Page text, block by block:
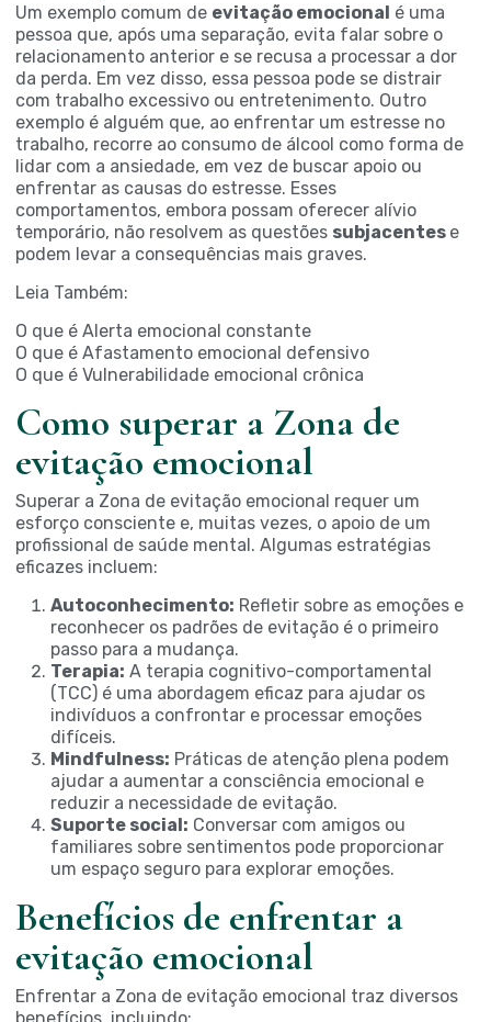
Um exemplo comum de evitação emocional é uma
pessoa que, após uma separação, evita falar sobre o
relacionamento anterior e se recusa a processar a dor
da perda. Em vez disso, essa pessoa pode se distrair
com trabalho excessivo ou entretenimento. Outro
exemplo é alguém que, ao enfrentar um estresse no
trabalho, recorre ao consumo de álcool como forma de
lidar com a ansiedade, em vez de buscar apoio ou
enfrentar as causas do estresse. Esses
comportamentos, embora possam oferecer alívio
temporário, não resolvem as questões subjacentes e
podem levar a consequências mais graves.
Leia Também:
O que é Alerta emocional constante
O que é Afastamento emocional defensivo
O que é Vulnerabilidade emocional crônica
Como superar a Zona de
evitação emocional
Superar a Zona de evitação emocional requer um
esforço consciente e, muitas vezes, o apoio de um
profissional de saúde mental. Algumas estratégias
eficazes incluem:
Autoconhecimento: Refletir sobre as emoções e
reconhecer os padrões de evitação é o primeiro
passo para a mudança.
Terapia: A terapia cognitivo-comportamental
(TCC) é uma abordagem eficaz para ajudar os
indivíduos a confrontar e processar emoções
difíceis.
Mindfulness: Práticas de atenção plena podem
ajudar a aumentar a consciência emocional e
reduzir a necessidade de evitação.
Suporte social: Conversar com amigos ou
familiares sobre sentimentos pode proporcionar
um espaço seguro para explorar emoções.
Benefícios de enfrentar a
evitação emocional
Enfrentar a Zona de evitação emocional traz diversos